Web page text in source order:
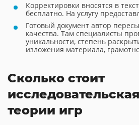
Корректировки вносятся в
бесплатно. На услугу
Готовый документ автор
качества. Там специалисты
уникальности, степень
изложения материала,
Сколько стоит
теории игр